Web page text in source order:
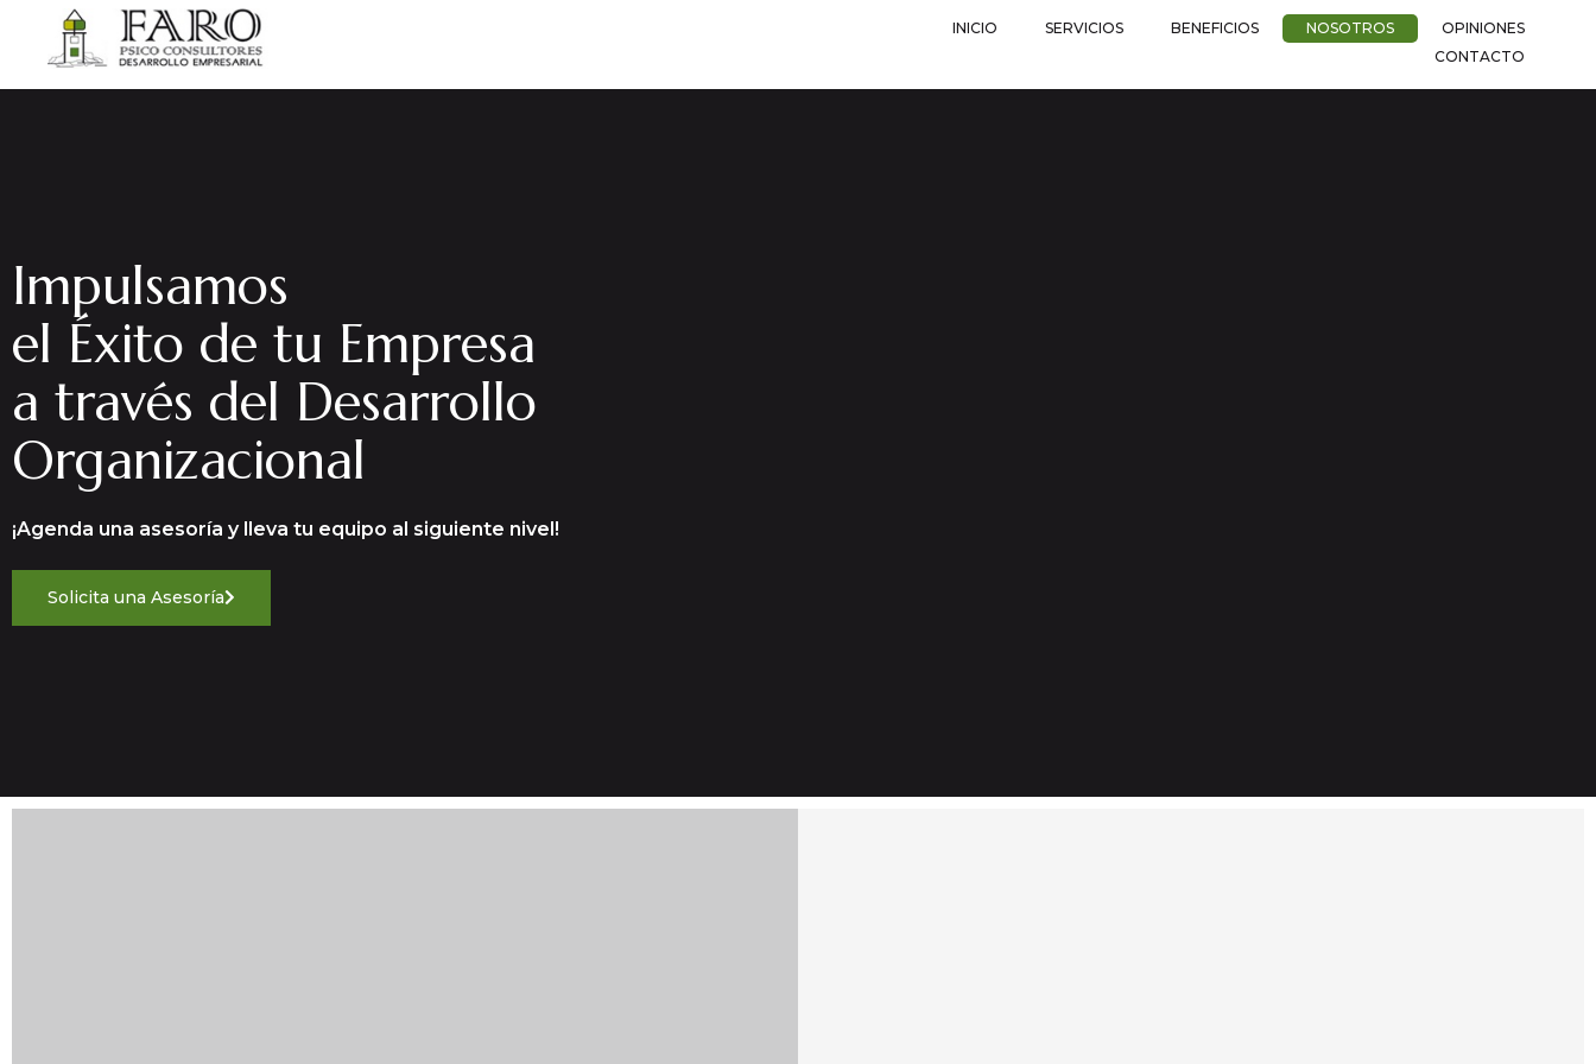
INICIO SERVICIOS BENEFICIOS NOSOTROS
OPINIONES
CONTACTO
Impulsamos
el Éxito de tu Empresa
a través del Desarrollo
Organizacional
¡Agenda una asesoría y lleva tu equipo al siguiente nivel!
Solicita una Asesoría